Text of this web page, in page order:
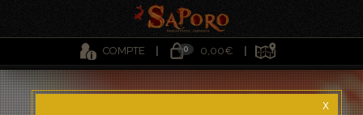
COMPTE 0 0,00€
X